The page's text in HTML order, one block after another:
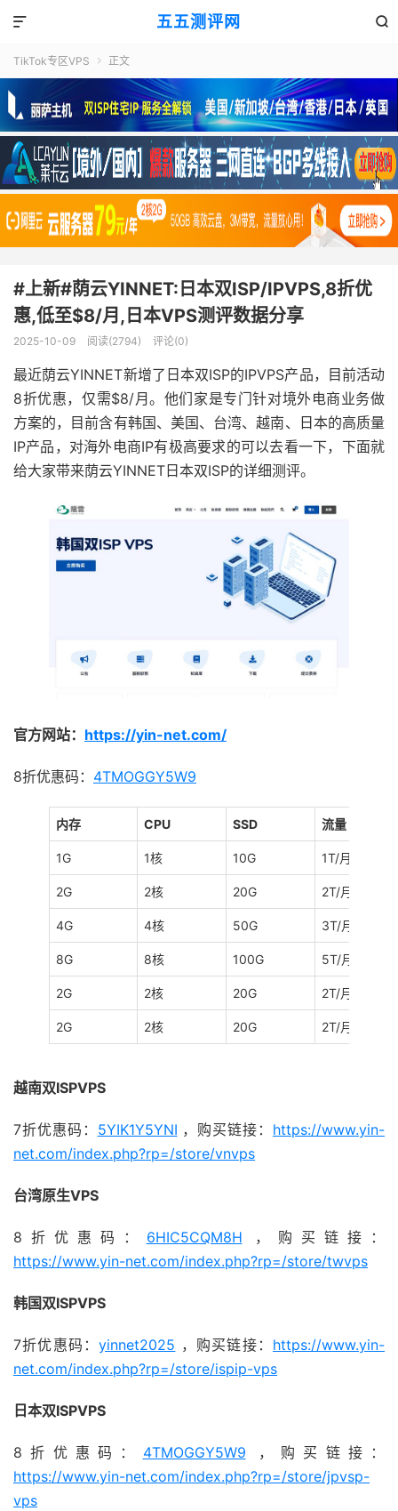
五五测评网 

TikTok专区VPS  正文
#上新#荫云YINNET:日本双ISP/IPVPS,8折优
惠,低至$8/月,日本VPS测评数据分享
2025-10-09 阅读(2794) 评论(0)
最近荫云YINNET新增了日本双ISP的IPVPS产品，目前活动
8折优惠，仅需$8/月。他们家是专门针对境外电商业务做
方案的，目前含有韩国、美国、台湾、越南、日本的高质量
IP产品，对海外电商IP有极高要求的可以去看一下，下面就
给大家带来荫云YINNET日本双ISP的详细测评。
官方网站： https://yin-net.com/
8折优惠码： 4TMOGGY5W9
内存 CPU SSD 流量
1G 1核 10G 1T/月
2G 2核 20G 2T/月
4G 4核 50G 3T/月
8G 8核 100G 5T/月
2G 2核 20G 2T/月
2G 2核 20G 2T/月
越南双ISPVPS
7折优惠码： 5YIK1Y5YNI ，购买链接： https://www.yin-
net.com/index.php?rp=/store/vnvps
台湾原生VPS
8折优惠码： 6HIC5CQM8H ，购买链接：
https://www.yin-net.com/index.php?rp=/store/twvps
韩国双ISPVPS
7折优惠码：yinnet2025 ，购买链接： https://www.yin-
net.com/index.php?rp=/store/ispip-vps
日本双ISPVPS
8折优惠码： 4TMOGGY5W9 ，购买链接：
https://www.yin-net.com/index.php?rp=/store/jpvsp-
vps